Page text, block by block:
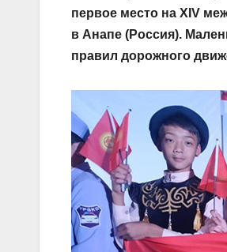
первое место на XIV
в Анапе (Россия).
правил дорожного